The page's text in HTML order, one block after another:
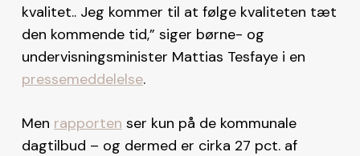
kvalitet.. Jeg kommer til at følge kvaliteten tæt
den kommende tid,” siger børne- og
undervisningsminister Mattias Tesfaye i en
pressemeddelelse.
Men rapporten ser kun på de kommunale
dagtilbud – og dermed er cirka 27 pct. af